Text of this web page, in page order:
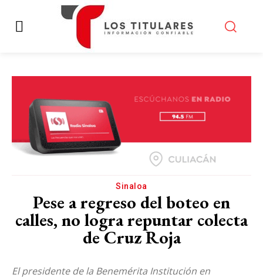
Sinaloa
Pese a regreso del boteo en
calles, no logra repuntar colecta
de Cruz Roja
El presidente de la Benemérita Institución en